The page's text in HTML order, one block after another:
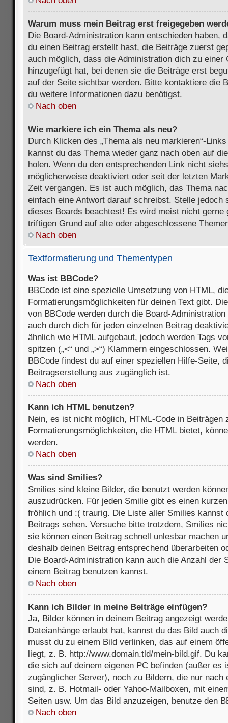
Warum muss mein Beitrag erst freigegeben
Die Board-Administration kann entschieden haben,
du einen Beitrag erstellt hast, die Beiträge zuerst
auch möglich, dass die Administration dich zu einer
hinzugefügt hat, bei denen sie die Beiträge erst
auf der Seite sichtbar werden. Bitte kontaktiere die
du weitere Informationen dazu benötigst.
Nach oben
Wie markiere ich ein Thema als neu?
Durch Klicken des „Thema als neu markieren“-
kannst du das Thema wieder ganz nach oben auf
holen. Wenn du den entsprechenden Link nicht
möglicherweise deaktiviert oder seit der letzten
Zeit vergangen. Es ist auch möglich, das Thema
einfach eine Antwort darauf schreibst. Stelle jedoch
dieses Boards beachtest! Es wird meist nicht gerne
triftigen Grund auf alte oder abgeschlossene
Nach oben
Textformatierung und Thementypen
Was ist BBCode?
BBCode ist eine spezielle Umsetzung von HTML,
Formatierungsmöglichkeiten für deinen Text gibt.
von BBCode werden durch die Board-
auch durch dich für jeden einzelnen Beitrag
ähnlich wie HTML aufgebaut, jedoch werden Tags
spitzen („<“ und „>“) Klammern eingeschlossen.
BBCode findest du auf einer speziellen Hilfe-Seite,
Beitragserstellung aus zugänglich ist.
Nach oben
Kann ich HTML benutzen?
Nein, es ist nicht möglich, HTML-Code in Beiträgen
Formatierungsmöglichkeiten, die HTML bietet,
werden.
Nach oben
Was sind Smilies?
Smilies sind kleine Bilder, die benutzt werden
auszudrücken. Für jeden Smilie gibt es einen
fröhlich und :( traurig. Die Liste aller Smilies kannst
Beitrags sehen. Versuche bitte trotzdem, Smilies
sie können einen Beitrag schnell unlesbar machen
deshalb deinen Beitrag entsprechend überarbeiten
Die Board-Administration kann auch die Anzahl der
einem Beitrag benutzen kannst.
Nach oben
Kann ich Bilder in meine Beiträge einfügen?
Ja, Bilder können in deinem Beitrag angezeigt
Dateianhänge erlaubt hat, kannst du das Bild auch
musst du zu einem Bild verlinken, das auf einem
liegt, z. B. http://www.domain.tld/mein-bild.gif. Du
die sich auf deinem eigenen PC befinden (außer es
zugänglicher Server), noch zu Bildern, die nur nach
sind, z. B. Hotmail- oder Yahoo-Mailboxen, mit
Seiten usw. Um das Bild anzuzeigen, benutze den
Nach oben